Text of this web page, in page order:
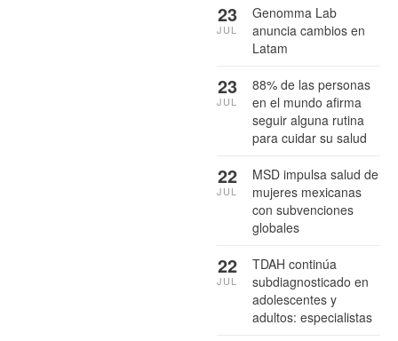
Genomma Lab
anuncia cambios en
Latam
23
JUL
88% de las personas
en el mundo afirma
seguir alguna rutina
para cuidar su salud
23
JUL
MSD impulsa salud de
mujeres mexicanas
con subvenciones
globales
22
JUL
TDAH continúa
subdiagnosticado en
adolescentes y
adultos: especialistas
22
JUL